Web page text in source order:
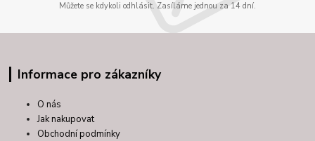
Můžete se kdykoli odhlásit. Zasíláme jednou za 14 dní.
Informace pro zákazníky
O nás
Jak nakupovat
Obchodní podmínky